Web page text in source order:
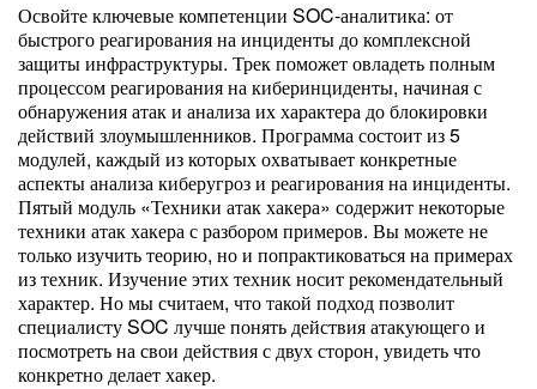
Освойте ключевые компетенции SOC-аналитика: от
быстрого реагирования на инциденты до комплексной
защиты инфраструктуры. Трек поможет овладеть полным
процессом реагирования на киберинциденты, начиная с
обнаружения атак и анализа их характера до блокировки
действий злоумышленников. Программа состоит из 5
модулей, каждый из которых охватывает конкретные
аспекты анализа киберугроз и реагирования на инциденты.
Пятый модуль «Техники атак хакера» содержит некоторые
техники атак хакера с разбором примеров. Вы можете не
только изучить теорию, но и попрактиковаться на примерах
из техник. Изучение этих техник носит рекомендательный
характер. Но мы считаем, что такой подход позволит
специалисту SOC лучше понять действия атакующего и
посмотреть на свои действия с двух сторон, увидеть что
конкретно делает хакер.